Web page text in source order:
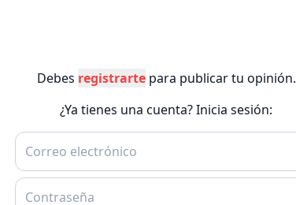
Debes registrartepara publicar tu opinión.
¿Ya tienes una cuenta? Inicia sesión: